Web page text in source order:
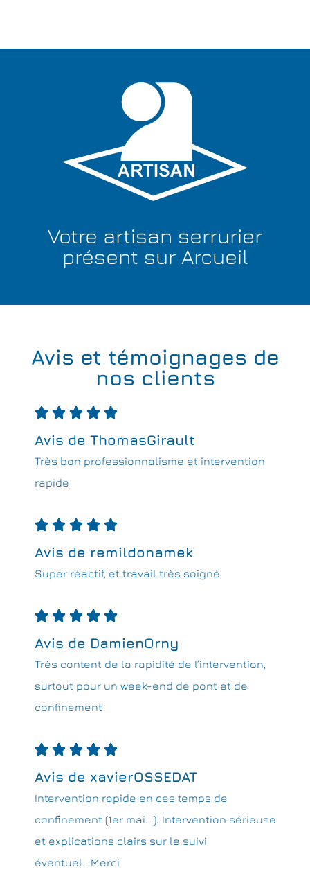
Votre artisan serrurier
présent sur Arcueil
Avis et témoignages de
nos clients
    
Avis de ThomasGirault
Très bon professionnalisme et intervention
rapide
    
Avis de remildonamek
Super réactif, et travail très soigné
    
Avis de DamienOrny
Très content de la rapidité de l’intervention,
surtout pour un week-end de pont et de
confinement
    
Avis de xavierOSSEDAT
Intervention rapide en ces temps de
confinement (1er mai...). Intervention sérieuse
et explications clairs sur le suivi
éventuel...Merci